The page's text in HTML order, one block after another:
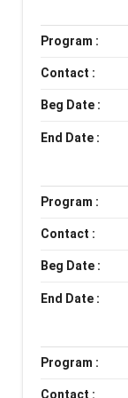
Program :
Contact :
Beg Date :
End Date :
Program :
Contact :
Beg Date :
End Date :
Program :
Contact :